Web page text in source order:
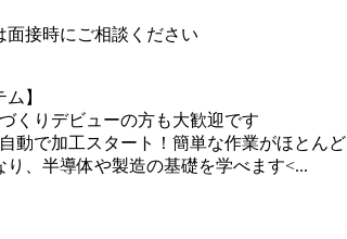
接時にご相談ください
】
くりデビューの方も大歓迎です
動で加工スタート！簡単な作業がほとんど
り、半導体や製造の基礎を学べます<...